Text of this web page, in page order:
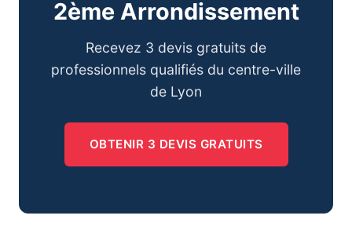
2ème Arrondissement
Recevez 3 devis gratuits de
professionnels qualifiés du centre-ville
de Lyon
OBTENIR 3 DEVIS GRATUITS